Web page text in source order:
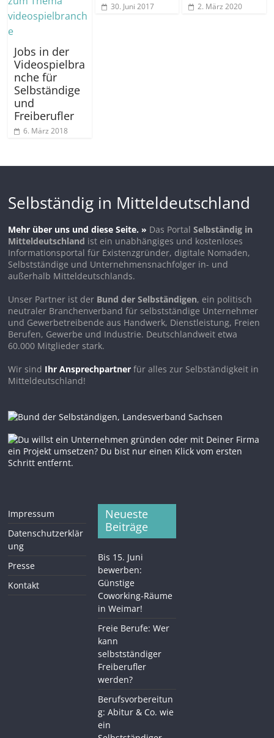
Jobs in der
Videospielbra
nche für
Selbständige
und
Freiberufler
6. März 2018
30. Juni 2017 2. März 2020
Selbständig in Mitteldeutschland
Mehr über uns und diese Seite. » Das PortalSelbständig in
Mitteldeutschland ist ein unabhängiges und kostenloses
Informationsportal für Existenzgründer, digitale Nomaden,
Selbstständige und Unternehmensnachfolger in- und
außerhalb Mitteldeutschlands.
Unser Partner ist der Bund der Selbständigen, ein politisch
neutraler Branchenverband für selbstständige Unternehmer
und Gewerbetreibende aus Handwerk, Dienstleistung, Freien
Berufen, Gewerbe und Industrie. Deutschlandweit etwa
60.000 Mitglieder stark.
Wir sind Ihr Ansprechpartner für alles zur Selbständigkeit in
Mitteldeutschland!
Impressum
Datenschutzerklär
ung
Presse
Kontakt
Neueste
Beiträge
Bis 15. Juni
bewerben:
Günstige
Coworking-Räume
in Weimar!
Freie Berufe: Wer
kann
selbstständiger
Freiberufler
werden?
Berufsvorbereitun
g: Abitur & Co. wie
ein